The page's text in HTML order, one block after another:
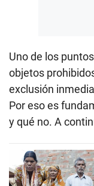
Uno de los
objetos
exclusión
Por eso es
y qué no. A